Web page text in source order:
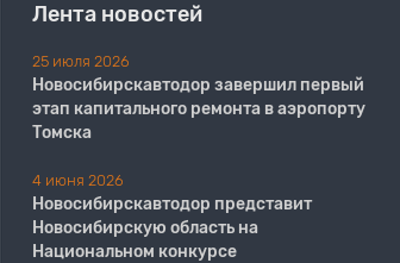
Лента новостей
25 июля 2026
Новосибирскавтодор завершил первый
этап капитального ремонта в аэропорту
Томска
4 июня 2026
Новосибирскавтодор представит
Новосибирскую область на
Национальном конкурсе